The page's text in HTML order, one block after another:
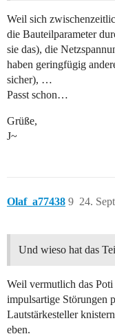
Weil sich
die Bauteilparameter
sie das), die
haben geringfügig
sicher), …
Passt schon…
Grüße,
J~
Olaf_a77438 24.
9
Und wieso hat das
Weil vermutlich das
impulsartige Störungen
Lautstärkesteller
eben.